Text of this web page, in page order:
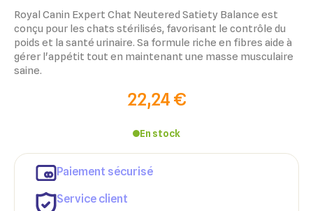
Royal Canin Expert Chat Neutered Satiety Balance est
conçu pour les chats stérilisés, favorisant le contrôle du
poids et la santé urinaire. Sa formule riche en fibres aide à
gérer l'appétit tout en maintenant une masse musculaire
saine.
22,24 €
En stock
Paiement sécurisé
Service client
Créer une liste d'envies
Connexion